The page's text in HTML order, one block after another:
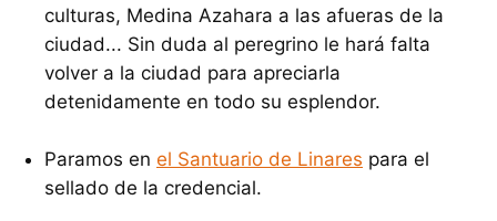
culturas, Medina Azahara a las afueras de la
ciudad... Sin duda al peregrino le hará falta
volver a la ciudad para apreciarla
detenidamente en todo su esplendor.
Paramos en el Santuario de Linares para el
sellado de la credencial.